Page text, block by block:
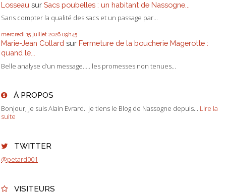
Losseau sur Sacs poubelles : un habitant de Nassogne...
Sans compter la qualité des sacs et un passage par...
mercredi 15 juillet 2026 09h45
Marie-Jean Collard sur Fermeture de la boucherie Magerotte :
quand le...
Belle analyse d’un message….. les promesses non tenues...
À PROPOS
Bonjour, Je suis Alain Evrard. je tiens le Blog de Nassogne depuis... Lire la
suite
TWITTER
@petard001
VISITEURS